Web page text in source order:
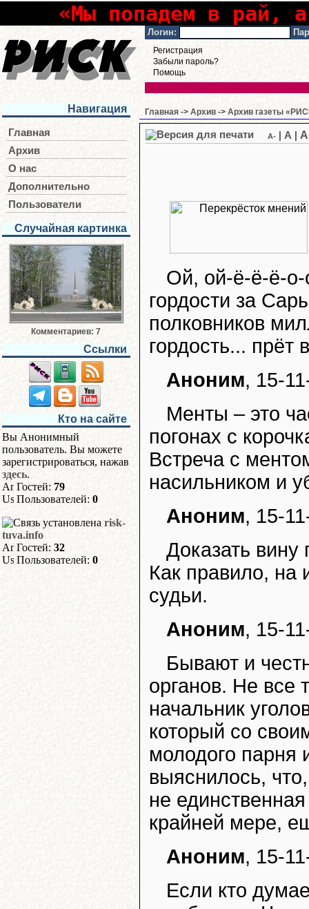
«Мы попадем в рай,
Логин:
Регистрация
Забыли пароль?
Помощь
Навигация
Главная
Архив
О нас
Дополнительно
Пользователи
Случайная картинка
Комментариев: 7
Ссылки
Кто на сайте
Вы Анонимный
пользователь. Вы можете
зарегистрироваться, нажав
здесь.
Гостей: 79
Пользователей: 0
risk-
tuva.info
Гостей: 32
Пользователей: 0
Главная -> Архив -> Архив газеты
A- A
Ой, ой-ё-ё-ё-о-
гордости за
полковников
гордость...
Аноним, 15-
Менты – это
погонах с
Встреча с
насильником и
Аноним, 15-
Доказать вину
Как правило, на
судьи.
Аноним, 15-
Бывают и
органов. Не все
начальник
который со
молодого парня
выяснилось,
не
крайней мере,
Аноним, 15-
Если кто